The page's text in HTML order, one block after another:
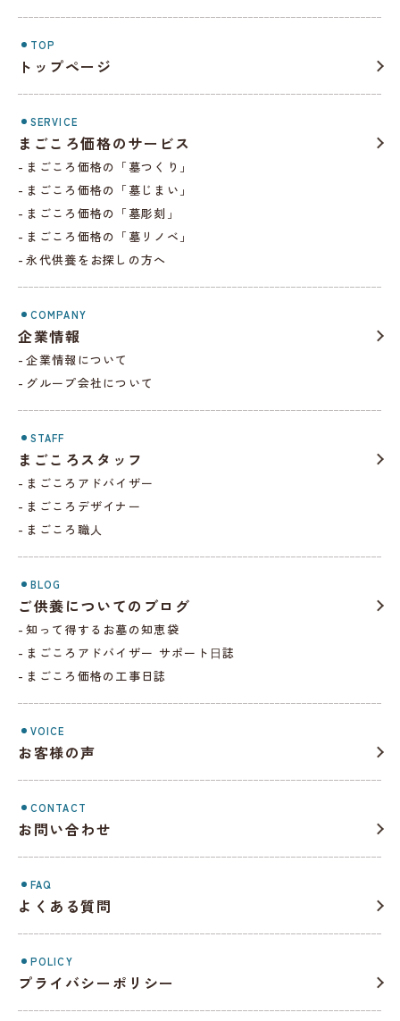
TOP
トップページ
SERVICE
まごころ価格のサービス
まごころ価格の「墓つくり」
まごころ価格の「墓じまい」
まごころ価格の「墓彫刻」
まごころ価格の「墓リノベ」
永代供養をお探しの方へ
COMPANY
企業情報
企業情報について
グループ会社について
STAFF
まごころスタッフ
まごころアドバイザー
まごころデザイナー
まごころ職人
BLOG
ご供養についてのブログ
知って得するお墓の知恵袋
まごころアドバイザー サポート⽇誌
まごころ価格の工事日誌
VOICE
お客様の声
CONTACT
お問い合わせ
FAQ
よくある質問
POLICY
プライバシーポリシー